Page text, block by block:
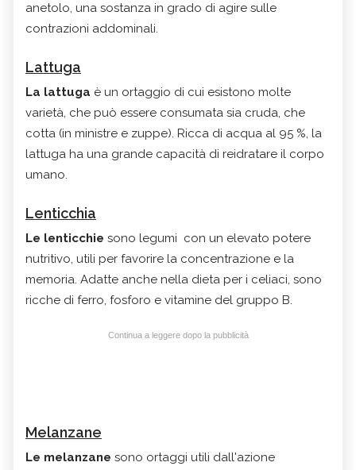
anetolo, una sostanza in grado di agire sulle
contrazioni addominali.
Lattuga
La lattuga è un ortaggio di cui esistono molte
varietà, che può essere consumata sia cruda, che
cotta (in ministre e zuppe). Ricca di acqua al 95 %, la
lattuga ha una grande capacità di reidratare il corpo
umano.
Lenticchia
Le lenticchie sono legumi con un elevato potere
nutritivo, utili per favorire la concentrazione e la
memoria. Adatte anche nella dieta per i celiaci, sono
ricche di ferro, fosforo e vitamine del gruppo B.
Continua a leggere dopo la pubblicità
Melanzane
Le melanzane sono ortaggi utili dall'azione